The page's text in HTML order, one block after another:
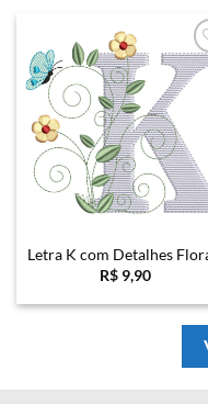
Letra K com Detalhes
R$ 9,90